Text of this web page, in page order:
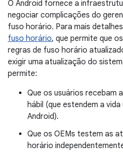
O Android fornece a
negociar complicações do
fuso horário. Para mais
fuso horário, que permite que
regras de fuso horário
exigir uma atualização do
permite:
Que os usuários recebam
hábil (que estendem a
Android).
Que os OEMs testem as
horário